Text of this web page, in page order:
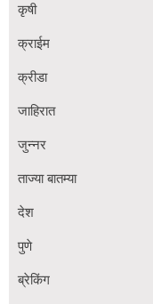
कृषी
क्राईम
क्रीडा
जाहिरात
जुन्नर
ताज्या बातम्या
देश
पुणे
ब्रेकिंग